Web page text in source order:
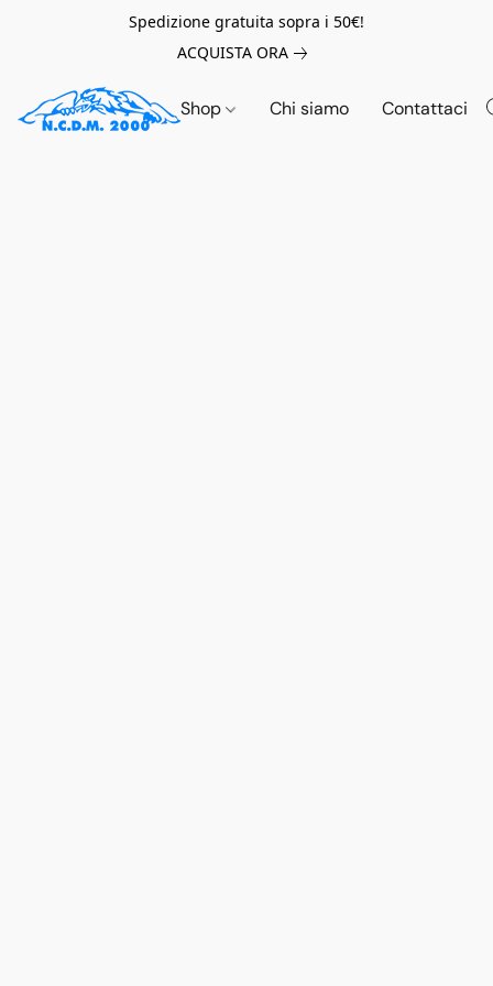
Spedizione gratuita sopra i 50€!
ACQUISTA ORA
Shop Chi siamo Contattaci